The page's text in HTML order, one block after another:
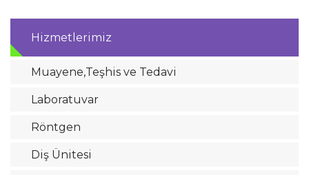
Hizmetlerimiz
Muayene,Teşhis ve Tedavi
Laboratuvar
Röntgen
Diş Ünitesi